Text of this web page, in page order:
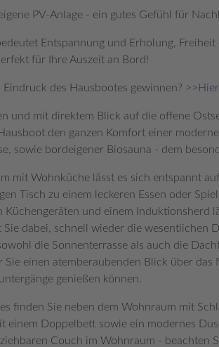
PV-Anlage - ein gutes Gefühl für
Entspannung und Erholung,
für Ihre Auszeit an Bord!
des Hausbootes gewinnen?
und mit direktem Blick auf die offene
den ganzen Komfort einer
sowie bordeigener Biosauna - dem
mit Wohnküche lässt es sich entspannt
Tisch zu einem leckeren Essen oder
Küchengeräten und einem Induktionsherd
dabei, schnell wieder die wesentlichen
die Sonnenterrasse als auch die
Sie einen atemberaubenden Blick über
genießen können.
finden Sie neben dem Wohnraum mit
einem Doppelbett sowie ein modernes
Couch im Wohnraum - beachten